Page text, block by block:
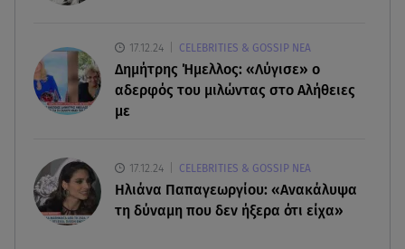
Κόσοβο: Βουλευτές πέταξαν αυγά στον
υπηρεσιακό πρωθυπουργό
17.12.24 CELEBRITIES & GOSSIP ΝΕΑ
Δημήτρης Ήμελλος: «Λύγισε» ο
αδερφός του μιλώντας στο Αλήθειες
με
17.12.24 CELEBRITIES & GOSSIP ΝΕΑ
Ηλιάνα Παπαγεωργίου: «Ανακάλυψα
τη δύναμη που δεν ήξερα ότι είχα»